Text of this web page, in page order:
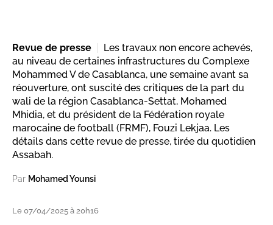
Revue de presse
Les travaux non encore achevés,
au niveau de certaines infrastructures du Complexe
Mohammed V de Casablanca, une semaine avant sa
réouverture, ont suscité des critiques de la part du
wali de la région Casablanca-Settat, Mohamed
Mhidia, et du président de la Fédération royale
marocaine de football (FRMF), Fouzi Lekjaa. Les
détails dans cette revue de presse, tirée du quotidien
Assabah.
Par Mohamed Younsi
Le 07/04/2025 à 20h16